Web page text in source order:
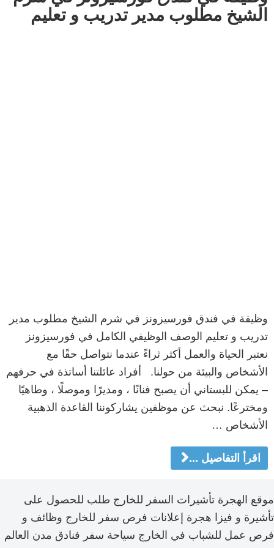
الشيخ مطلوب مدير تدريب و تعليم
وظيفة في فندق فورسيزونز في شرم الشيخ مطلوب مدير
تدريب و تعليم الوصف الوظيفي الكامل في فورسيزونز
نعتبر الحياة والعمل أكثر ثراءً عندما نتواصل حقًا مع
الأشخاص والبيئة من حولنا. أفراد عائلتنا أساتذة في حرفهم
– يمكن للبستاني أن يصبح فنانًا ، ومديرًا وموصلًا ، وطاهيًا
ومخترعًا. نبحث عن موظفين يشاركوننا القاعدة الذهبية
الأشخاص …
اقرأ التفاصيل ...
موقع الهجرة تأشيرات السفر للخارج طلب للحصول على
تأشيرة و فيزا هجرة إعلانات فرص سفر للخارج وظائف و
فرص عمل للشباب في الخارج سياحة سفر فنادق مدن العالم